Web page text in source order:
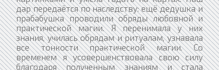
дар передаётся по наследству: ещё дедушка и
прабабушка проводили обряды любовной и
практической магии. Я перенимала у них
знания, училась обрядам и ритуалам, узнавала
все тонкости практической магии. Со
временем я усовершенствовала свою силу
благодаря полученным знаниям и стала